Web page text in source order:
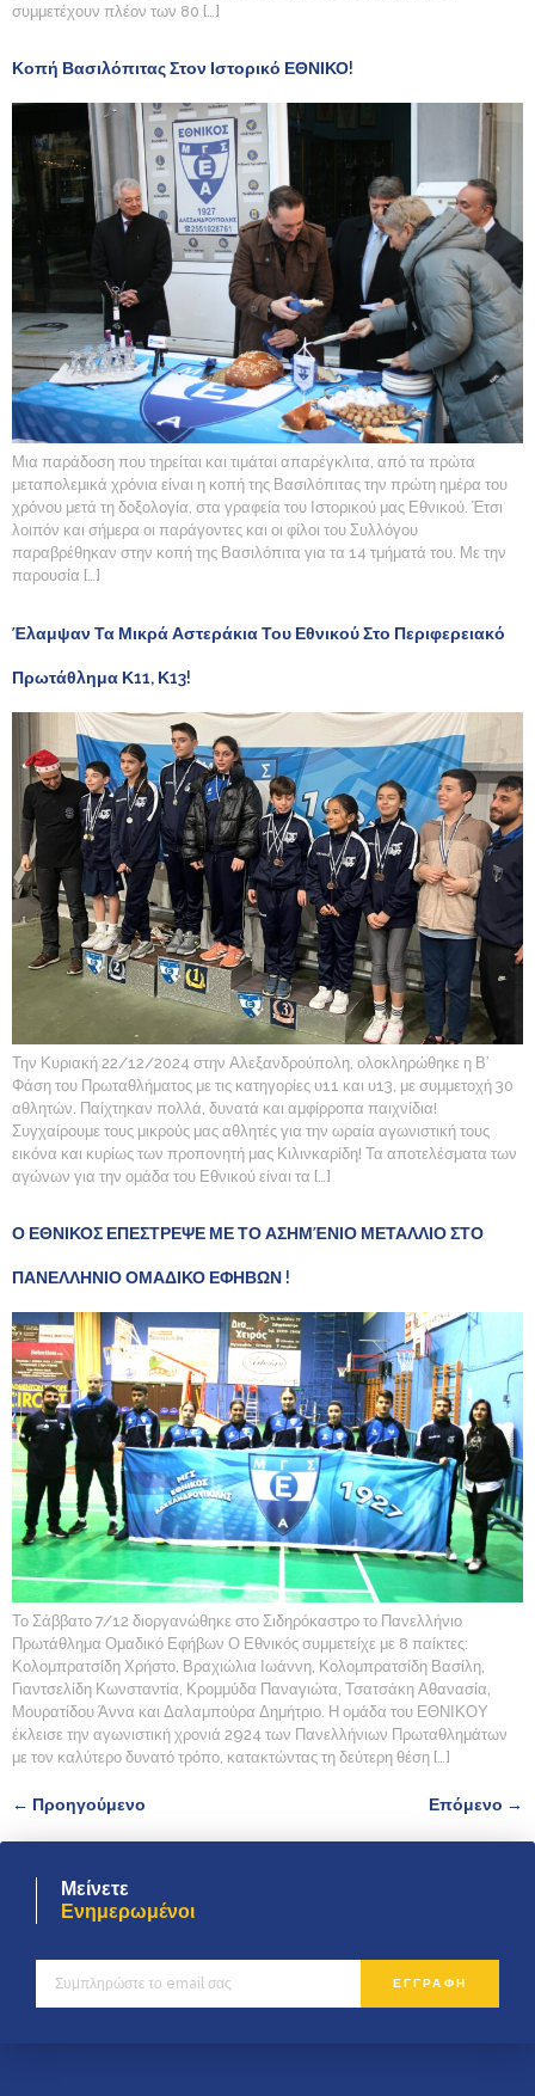
συμμετέχουν πλέον των 80 […]
Κοπή Βασιλόπιτας Στον Ιστορικό ΕΘΝΙΚΟ!
Μια παράδοση που τηρείται και τιμάται απαρέγκλιτα, από τα πρώτα
μεταπολεμικά χρόνια είναι η κοπή της Βασιλόπιτας την πρώτη ημέρα του
χρόνου μετά τη δοξολογία, στα γραφεία του Ιστορικού μας Εθνικού. Έτσι
λοιπόν και σήμερα οι παράγοντες και οι φίλοι του Συλλόγου
παραβρέθηκαν στην κοπή της Βασιλόπιτα για τα 14 τμήματά του. Με την
παρουσία […]
Έλαμψαν Τα Μικρά Αστεράκια Του Εθνικού Στο Περιφερειακό
Πρωτάθλημα Κ11, Κ13!
Την Κυριακή 22/12/2024 στην Αλεξανδρούπολη, ολοκληρώθηκε η Β’
Φάση του Πρωταθλήματος με τις κατηγορίες υ11 και υ13, με συμμετοχή 30
αθλητών. Παίχτηκαν πολλά, δυνατά και αμφίρροπα παιχνίδια!
Συγχαίρουμε τους μικρούς μας αθλητές για την ωραία αγωνιστική τους
εικόνα και κυρίως των προπονητή μας Κιλινκαρίδη! Τα αποτελέσματα των
αγώνων για την ομάδα του Εθνικού είναι τα […]
Ο ΕΘΝΙΚΟΣ ΕΠΕΣΤΡΕΨΕ ΜΕ ΤΟ ΑΣΗΜΈΝΙΟ ΜΕΤΑΛΛΙΟ ΣΤΟ
ΠΑΝΕΛΛΗΝΙΟ ΟΜΑΔΙΚΟ ΕΦΗΒΩΝ !
Το Σάββατο 7/12 διοργανώθηκε στο Σιδηρόκαστρο το Πανελλήνιο
Πρωτάθλημα Ομαδικό Εφήβων Ο Εθνικός συμμετείχε με 8 παίκτες:
Κολομπρατσίδη Χρήστο, Βραχιώλια Ιωάννη, Κολομπρατσίδη Βασίλη,
Γιαντσελίδη Κωνσταντία, Κρομμύδα Παναγιώτα, Τσατσάκη Αθανασία,
Μουρατίδου Άννα και Δαλαμπούρα Δημήτριο. Η ομάδα του ΕΘΝΙΚΟΥ
έκλεισε την αγωνιστική χρονιά 2924 των Πανελλήνιων Πρωταθλημάτων
με τον καλύτερο δυνατό τρόπο, κατακτώντας τη δεύτερη θέση […]
← Προηγούμενο Επόμενο →
Μείνετε
Ενημερωμένοι
ΕΓΓΡΑΦΗ